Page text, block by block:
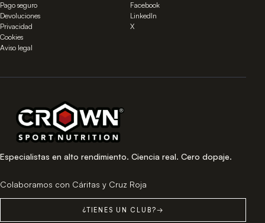
Pago seguro
Devoluciones
Privacidad
Cookies
Aviso legal
Facebook
LinkedIn
X
Especialistas en alto rendimiento. Ciencia real. Cero dopaje.
Colaboramos con Cáritas y Cruz Roja
¿TIENES UN CLUB?→